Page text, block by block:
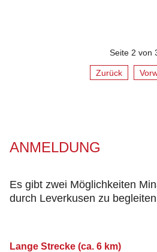
Seite 2 von
Zurück
ANMELDUNG
Es gibt zwei Möglichkeiten
durch Leverkusen zu
Lange Strecke (ca. 6 km)